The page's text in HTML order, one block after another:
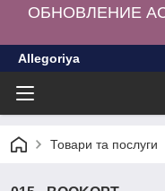
ОБНОВЛЕНИЕ
Allegoriya
Товари та послуги